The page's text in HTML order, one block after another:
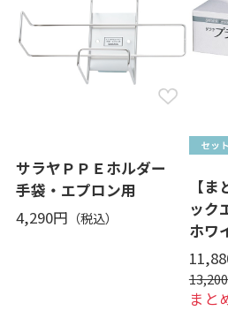
サラヤＰＰＥホルダー
手袋・エプロン用
4,290円
【
ック
ホワ
まと